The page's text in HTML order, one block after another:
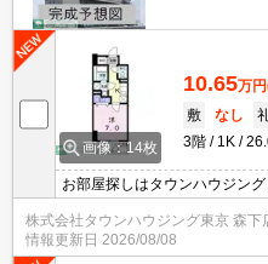
画像：14枚
10.65万円
敷
なし
3階
1K
お部屋探しはタウンハウジン
株式会社タウンハウジング東京 森下
情報更新日 2026/08/08